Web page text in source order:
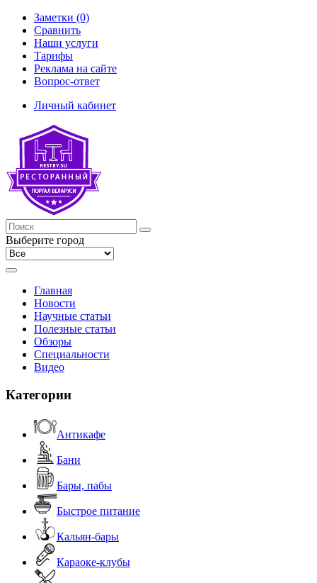
Заметки (0)
Сравнить
Наши услуги
Тарифы
Реклама на сайте
Вопрос-ответ
Личный кабинет
Выберите город
Главная
Новости
Научные статьи
Полезные статьи
Обзоры
Специальности
Видео
Категории
Антикафе
Бани
Бары, пабы
Быстрое питание
Кальян-бары
Караоке-клубы